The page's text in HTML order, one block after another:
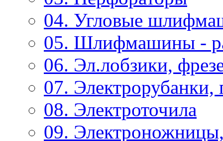
04. Угловые
05. Шлифмашины -
06. Эл.лобзики,
07. Электрорубанки,
08. Электроточила
09.